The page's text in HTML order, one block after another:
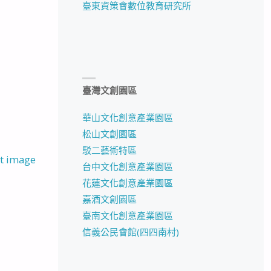
image
臺東資策會數位教育研究所
臺灣文創園區
華山文化創意產業園區
松山文創園區
駁二藝術特區
台中文化創意產業園區
花蓮文化創意產業園區
嘉酒文創園區
臺南文化創意產業園區
信義公民會館(四四南村)